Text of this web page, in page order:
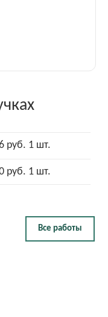
руб. 1 шт.
руб. 1 шт.
Все работы